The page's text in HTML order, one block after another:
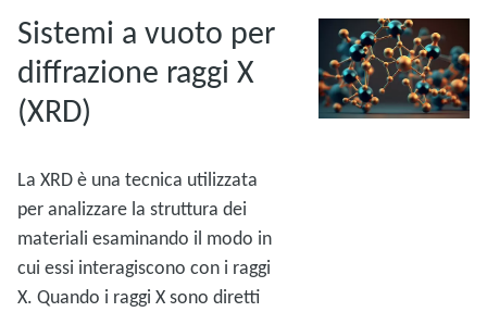
Sistemi a vuoto per
diffrazione raggi X
(XRD)
La XRD è una tecnica utilizzata
per analizzare la struttura dei
materiali esaminando il modo in
cui essi interagiscono con i raggi
X. Quando i raggi X sono diretti